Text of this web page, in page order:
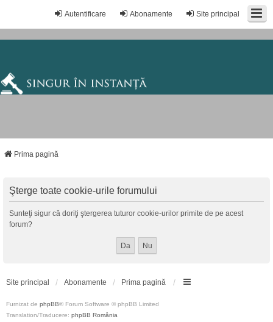
Site principal
Abonamente
Autentificare
Prima pagină
Şterge toate cookie-urile forumului
Sunteţi sigur că doriţi ştergerea tuturor cookie-urilor primite de pe acest
forum?
Site principal Abonamente Prima pagină
Furnizat de phpBB® Forum Software © phpBB Limited
Translation/Traducere: phpBB România